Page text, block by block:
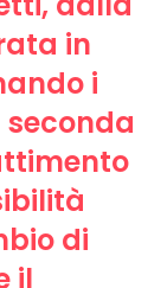
in
i
di
il